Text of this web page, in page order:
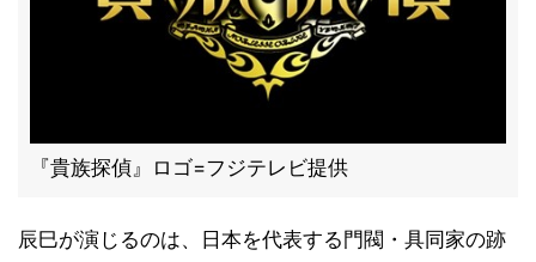
『貴族探偵』ロゴ=フジテレビ提供
辰巳が演じるのは、日本を代表する門閥・具同家の跡